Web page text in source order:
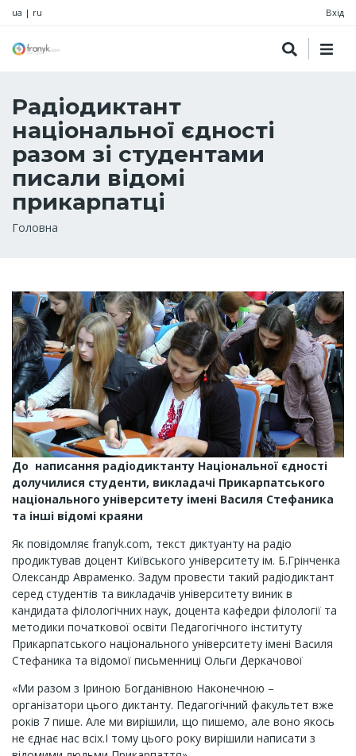
ua | ru Вхід
Радіодиктант
національної єдності
разом зі студентами
писали відомі
прикарпатці
Рядок
Головна
До написання радіодиктанту Національної єдності
долучилися студенти, викладачі Прикарпатського
національного університету імені Василя Стефаника
та інші відомі краяни
Як повідомляє franyk.com, текст диктуанту на радіо
продиктував доцент Київського університету ім. Б.Грінченка
Олександр Авраменко. Задум провести такий радіодиктант
серед студентів та викладачів університету виник в
кандидата філологічних наук, доцента кафедри філології та
методики початкової освіти Педагогічного інституту
Прикарпатського національного університету імені Василя
Стефаника та відомої письменниці Ольги Деркачової
«Ми разом з Іриною Богданівною Наконечною –
організатори цього диктанту. Педагогічний факультет вже
років 7 пише. Але ми вирішили, що пишемо, але воно якось
не єднає нас всіх.І тому цього року вирішили написати з